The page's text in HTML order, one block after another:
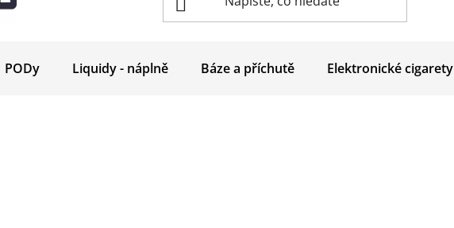
PODy Liquidy - náplně Báze a příchutě Elektronické cigarety